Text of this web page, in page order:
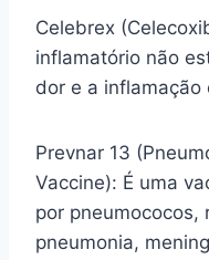
Celebrex
inflamatório não
dor e a
Prevnar 13
Vaccine): É uma
por pneumococos,
pneumonia,